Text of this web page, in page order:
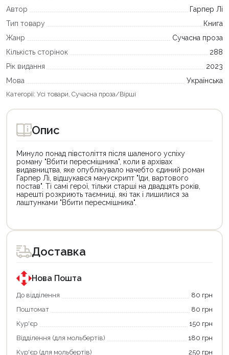
Автор
Гарпер Лі
Тип товару
Книга
Жанр
Сучасна проза
Кількість сторінок
288
Рік видання
2023
Мова
Українська
Категорії: Усі товари, Сучасна проза/Вірші
Опис
Минуло понад півстоліття після шаленого успіху
роману "Вбити пересмішника", коли в архівах
видавництва, яке опублікувало начебто єдиний роман
Гарпер Лі, відшукався манускрипт "Іди, вартового
постав". Ті самі герої, тільки старші на двадцять років,
нарешті розкриють таємниці, які так і лишилися за
лаштунками "Вбити пересмішника".
товар
для
покупки
державною
програмою
єКнига.
Використовуйте
карту
щоб
зекономити
та
отримати
товар
для
покупки
державною
програмою
«Національний
кешбек».
покупку
«Національний
кешбек»
та
отримуйте
Доставка
Нова Пошта
До відділення
80 грн
Поштомат
80 грн
Кур'єр
150 грн
Відділення (для мольбертів)
180 грн
Кур'єр (для мольбертів)
250 грн